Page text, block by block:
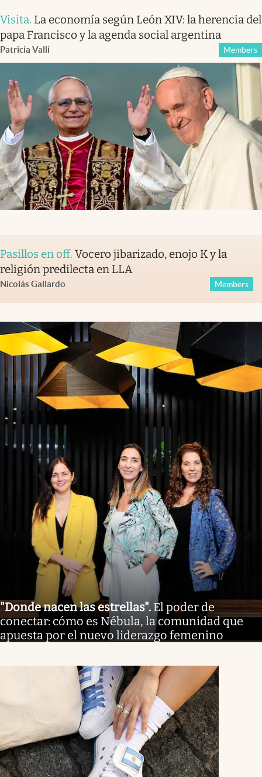
Visita. La economía según León XIV: la herencia del
papa Francisco y la agenda social argentina
Patricia Valli Members
Pasillos en off. Vocero jibarizado, enojo K y la
religión predilecta en LLA
Nicolás Gallardo Members
"Donde nacen las estrellas". El poder de
conectar: cómo es Nébula, la comunidad que
apuesta por el nuevo liderazgo femenino